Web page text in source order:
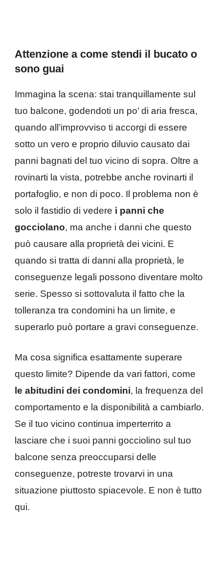
Attenzione a come stendi il bucato o
sono guai
Immagina la scena: stai tranquillamente sul
tuo balcone, godendoti un po’ di aria fresca,
quando all’improvviso ti accorgi di essere
sotto un vero e proprio diluvio causato dai
panni bagnati del tuo vicino di sopra. Oltre a
rovinarti la vista, potrebbe anche rovinarti il
portafoglio, e non di poco. Il problema non è
solo il fastidio di vedere i panni che
gocciolano, ma anche i danni che questo
può causare alla proprietà dei vicini. E
quando si tratta di danni alla proprietà, le
conseguenze legali possono diventare molto
serie. Spesso si sottovaluta il fatto che la
tolleranza tra condomini ha un limite, e
superarlo può portare a gravi conseguenze.
Ma cosa significa esattamente superare
questo limite? Dipende da vari fattori, come
le abitudini dei condomini, la frequenza del
comportamento e la disponibilità a cambiarlo.
Se il tuo vicino continua imperterrito a
lasciare che i suoi panni gocciolino sul tuo
balcone senza preoccuparsi delle
conseguenze, potreste trovarvi in una
situazione piuttosto spiacevole. E non è tutto
qui.